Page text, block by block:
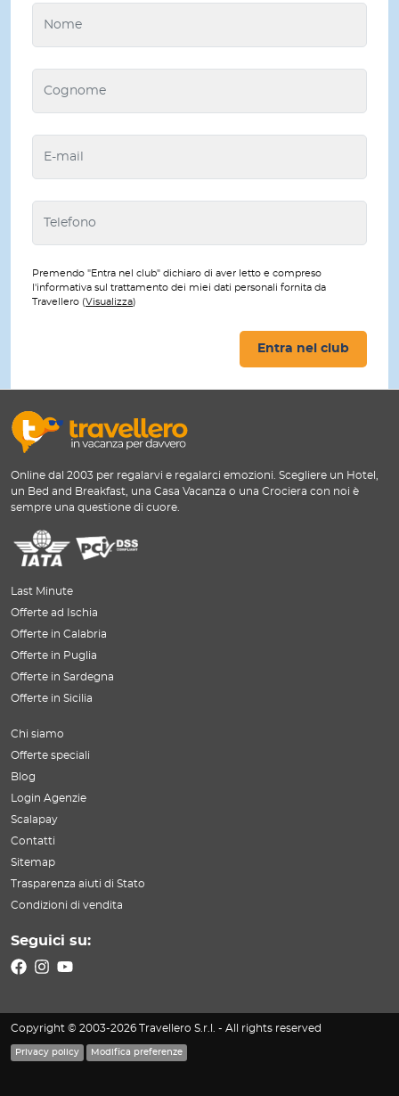
Premendo "Entra nel club" dichiaro di aver letto e compreso
l'informativa sul trattamento dei miei dati personali fornita da
Travellero (Visualizza)
Entra nel club
Online dal 2003 per regalarvi e regalarci emozioni. Scegliere un Hotel,
un Bed and Breakfast, una Casa Vacanza o una Crociera con noi è
sempre una questione di cuore.
Last Minute
Offerte ad Ischia
Offerte in Calabria
Offerte in Puglia
Offerte in Sardegna
Offerte in Sicilia
Chi siamo
Offerte speciali
Blog
Login Agenzie
Scalapay
Contatti
Sitemap
Trasparenza aiuti di Stato
Condizioni di vendita
Seguici su:
Copyright © 2003-2026 Travellero S.r.l. - All rights reserved
Privacy policy Modifica preferenze